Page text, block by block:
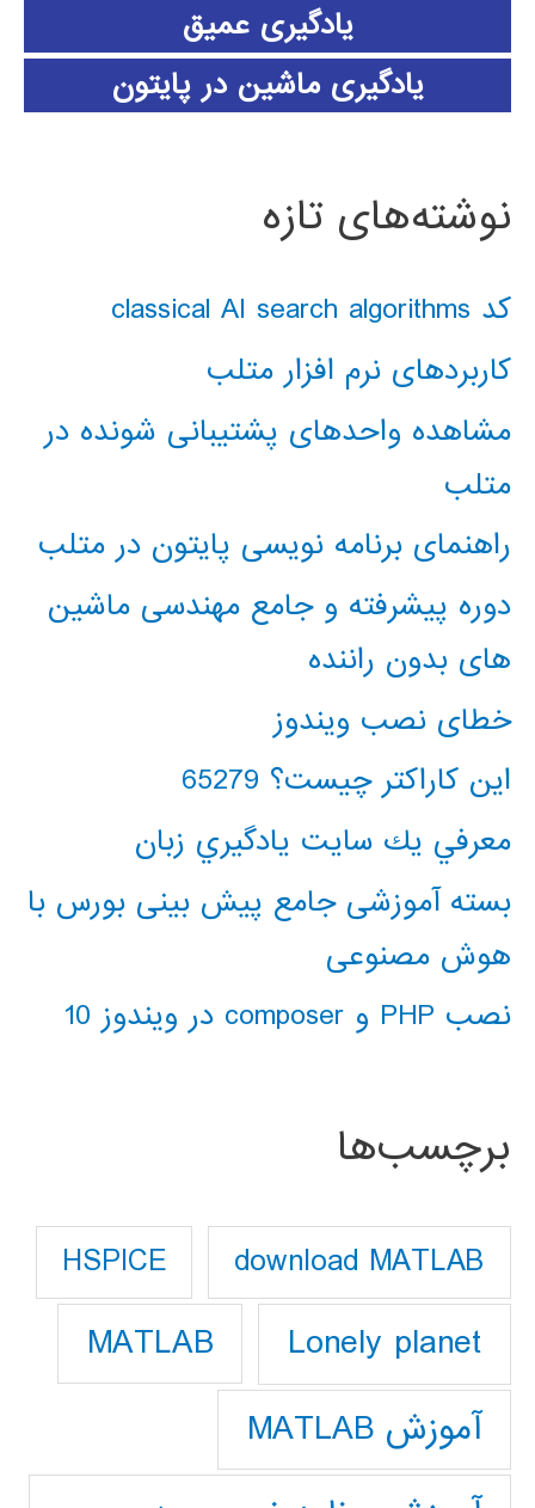
یادگیری عمیق
یادگیری ماشین در پایتون
نوشته‌های تازه
کد classical AI search algorithms
کاربردهای نرم افزار متلب
مشاهده واحدهای پشتیبانی شونده در
متلب
راهنمای برنامه نویسی پایتون در متلب
دوره پیشرفته و جامع مهندسی ماشین
های بدون راننده
خطای نصب ویندوز
این کاراکتر چیست؟ 65279
معرفي يك سايت يادگيري زبان
بسته آموزشی جامع پیش بینی بورس با
هوش مصنوعی
نصب PHP و composer در ویندوز 10
برچسب‌ها
download MATLAB
HSPICE
Lonely planet
MATLAB
آموزش MATLAB